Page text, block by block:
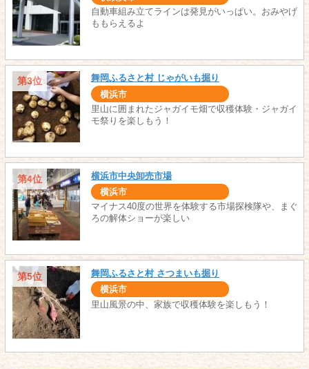
自動車組み立てラインは発見がいっぱい。おみやげ
ももらえるよ
第3位 舞岡ふるさと村 じゃがいも掘り
横浜市
里山に囲まれたジャガイモ畑で収穫体験・ジャガイ
モ祭りを楽しもう！
第4位 横浜市中央卸売市場
横浜市
マイナス40度の世界を体験する市場探検隊や、まぐ
ろの解体ショーが楽しい
第5位 舞岡ふるさと村 さつまいも掘り
横浜市
里山風景の中、家族で収穫体験を楽しもう！